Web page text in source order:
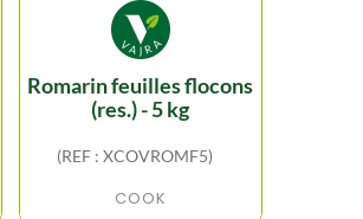
romarin feuilles flocons
(res.) - 5 kg
(REF : XCOVROMF5)
COOK